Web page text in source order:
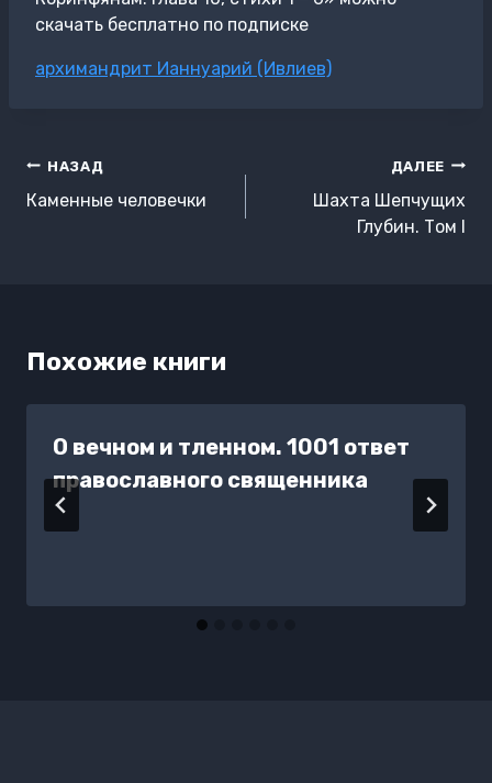
скачать бесплатно по подписке
Метки
архимандрит Ианнуарий (Ивлиев)
Навигация
по
НАЗАД
Каменные человечки
ДАЛЕЕ
Шахта Шепчущих
Глубин. Том I
Похожие книги
О вечном и тленном. 1001 ответ
православного священника